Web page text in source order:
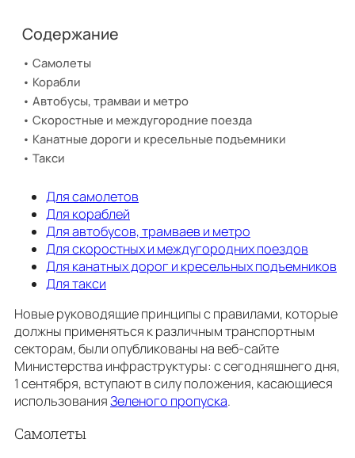
Содержание
Самолеты
Корабли
Автобусы, трамваи и метро
Скоростные и междугородние поезда
Канатные дороги и кресельные подъемники
Такси
Для самолетов
Для кораблей
Для автобусов, трамваев и метро
Для скоростных и междугородних поездов
Для канатных дорог и кресельных подъемников
Для такси
Новые руководящие принципы с правилами, которые
должны применяться к различным транспортным
секторам, были опубликованы на веб-сайте
Министерства инфраструктуры: с сегодняшнего дня,
1 сентября, вступают в силу положения, касающиеся
использованияЗеленого пропуска.
Самолеты